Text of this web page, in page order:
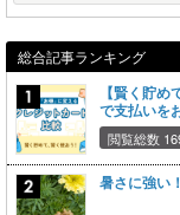
総合記事ランキング
【賢く貯
で支払いを
閲覧総数
暑さに強い